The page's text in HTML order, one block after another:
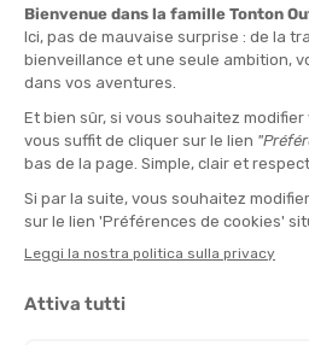
Blocks League Marseille
La città di Marsiglia ospiterà la
J4, di fronte al Mucem. Tra terra e
quadro spettacolare dove la
marino potrà risultare determinante
Blocks League Lille
Ultima occasione per conquistare la
Lilla è nota per il suo fervore. Il Nord
ultimi posti per la finale parigina.